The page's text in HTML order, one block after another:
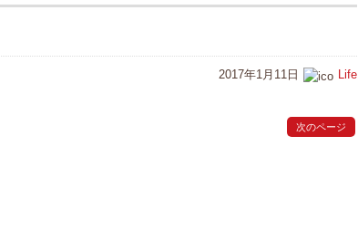
2017年1月11日 Life
次のページ